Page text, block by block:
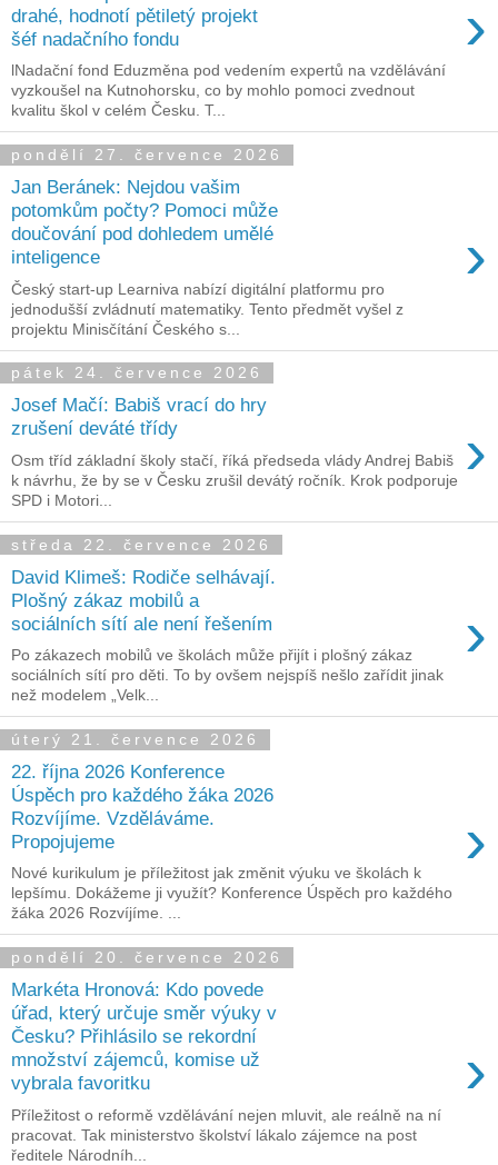
drahé, hodnotí pětiletý projekt
šéf nadačního fondu
›
lNadační fond Eduzměna pod vedením expertů na vzdělávání
vyzkoušel na Kutnohorsku, co by mohlo pomoci zvednout
kvalitu škol v celém Česku. T...
pondělí 27. července 2026
Jan Beránek: Nejdou vašim
potomkům počty? Pomoci může
doučování pod dohledem umělé
inteligence
›
Český start-up Learniva nabízí digitální platformu pro
jednodušší zvládnutí matematiky. Tento předmět vyšel z
projektu Minisčítání Českého s...
pátek 24. července 2026
Josef Mačí: Babiš vrací do hry
zrušení deváté třídy
›
Osm tříd základní školy stačí, říká předseda vlády Andrej Babiš
k návrhu, že by se v Česku zrušil devátý ročník. Krok podporuje
SPD i Motori...
středa 22. července 2026
David Klimeš: Rodiče selhávají.
Plošný zákaz mobilů a
sociálních sítí ale není řešením
›
Po zákazech mobilů ve školách může přijít i plošný zákaz
sociálních sítí pro děti. To by ovšem nejspíš nešlo zařídit jinak
než modelem „Velk...
úterý 21. července 2026
22. října 2026 Konference
Úspěch pro každého žáka 2026
Rozvíjíme. Vzděláváme.
Propojujeme
›
Nové kurikulum je příležitost jak změnit výuku ve školách k
lepšímu. Dokážeme ji využít? Konference Úspěch pro každého
žáka 2026 Rozvíjíme. ...
pondělí 20. července 2026
Markéta Hronová: Kdo povede
úřad, který určuje směr výuky v
Česku? Přihlásilo se rekordní
množství zájemců, komise už
vybrala favoritku
›
Příležitost o reformě vzdělávání nejen mluvit, ale reálně na ní
pracovat. Tak ministerstvo školství lákalo zájemce na post
ředitele Národníh...